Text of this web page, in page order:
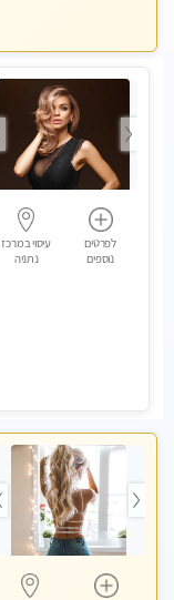
לפרטים
נוספים
עיסוי במרכז
נתניה